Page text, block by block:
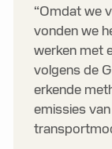
“Omdat we
vonden we
werken met
volgens de
erkende
emissies